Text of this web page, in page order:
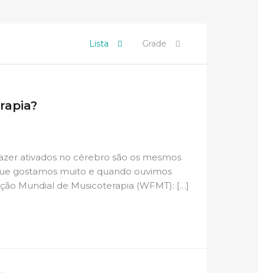
Lista Grade
ativados no cérebro são os mesmos
gostamos muito e quando ouvimos
Mundial de Musicoterapia (WFMT): […]